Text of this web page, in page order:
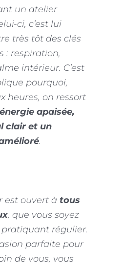
un atelier
ci, c’est lui
très tôt des clés
: respiration,
intérieur. C’est
pourquoi,
heures, on ressort
énergie apaisée,
clair et un
.
est ouvert à tous
, que vous soyez
pratiquant régulier.
parfaite pour
de vous, vous